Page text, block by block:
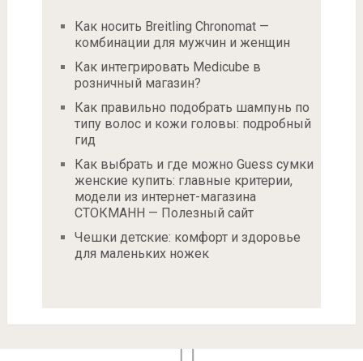
Как носить Breitling Chronomat —
комбинации для мужчин и женщин
Как интегрировать Medicube в
розничный магазин?
Как правильно подобрать шампунь по
типу волос и кожи головы: подробный
гид
Как выбрать и где можно Guess сумки
женские купить: главные критерии,
модели из интернет-магазина
СТОКМАНН — Полезный сайт
Чешки детские: комфорт и здоровье
для маленьких ножек